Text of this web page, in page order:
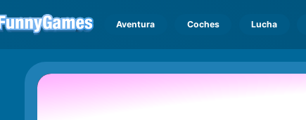
Aventura Coches Lucha